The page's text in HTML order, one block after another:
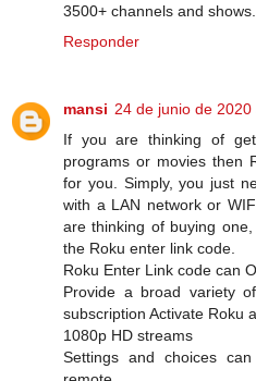
3500+ channels and shows.
Responder
mansi 24 de junio de 2020
If you are thinking of
programs or movies then
for you. Simply, you just
with a LAN network or
are thinking of buying
the Roku enter link code.
Roku Enter Link code can
Provide a broad variety
subscription Activate Roku
1080p HD streams
Settings and choices